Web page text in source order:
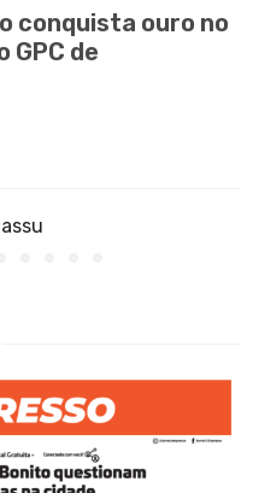
conquista ouro no
GPC de